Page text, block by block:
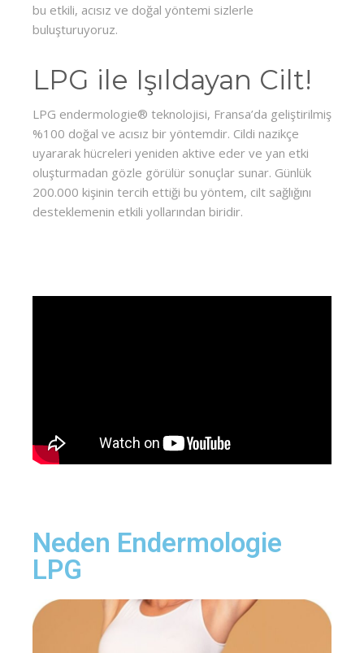
bu etkili, acısız ve doğal yöntemi sizlerle
buluşturuyoruz.
LPG ile Işıldayan Cilt!
LPG endermologie® teknolojisi, Fransa’da geliştirilmiş
%100 doğal ve acısız bir yöntemdir. Cildi nazikçe
uyararak hücreleri yeniden aktive eder ve yan etki
oluşturmadan gözle görülür sonuçlar sunar. Günlük
200.000 kişinin tercih ettiği bu yöntem, cilt sağlığını
desteklemenin etkili yollarından biridir.
Neden Endermologie
LPG